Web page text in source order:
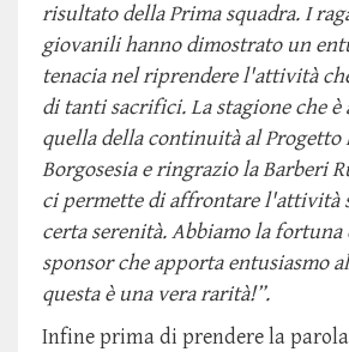
risultato della Prima squadra. I
giovanili hanno dimostrato un
tenacia nel riprendere l'attività
di tanti sacrifici. La stagione che è
quella della continuità al Progetto
Borgosesia e ringrazio la Barberi
ci permette di affrontare l'attività
certa serenità. Abbiamo la fortuna
sponsor che apporta entusiasmo
questa è una vera rarità!”.
Infine prima di prendere la